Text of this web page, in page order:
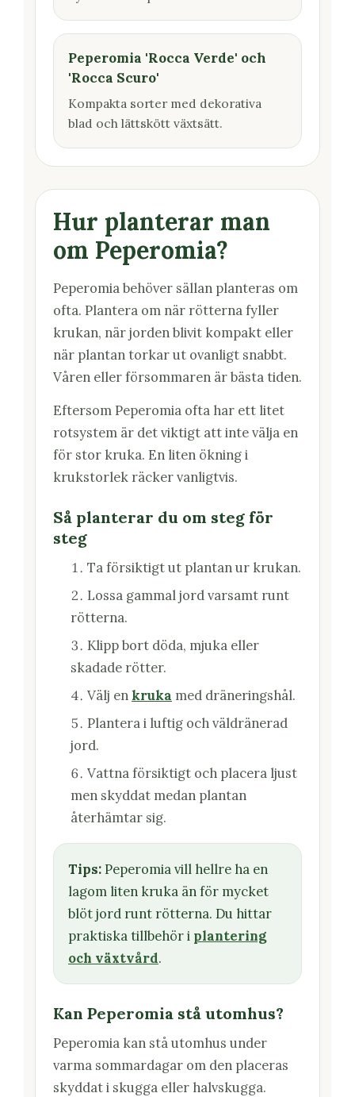
Peperomia 'Rocca Verde' och
'Rocca Scuro'
Kompakta sorter med dekorativa
blad och lättskött växtsätt.
Hur planterar man
om Peperomia?
Peperomia behöver sällan planteras om
ofta. Plantera om när rötterna fyller
krukan, när jorden blivit kompakt eller
när plantan torkar ut ovanligt snabbt.
Våren eller försommaren är bästa tiden.
Eftersom Peperomia ofta har ett litet
rotsystem är det viktigt att inte välja en
för stor kruka. En liten ökning i
krukstorlek räcker vanligtvis.
Så planterar du om steg för
steg
Ta försiktigt ut plantan ur krukan.
Lossa gammal jord varsamt runt
rötterna.
Klipp bort döda, mjuka eller
skadade rötter.
Välj en kruka med dräneringshål.
Plantera i luftig och väldränerad
jord.
Vattna försiktigt och placera ljust
men skyddat medan plantan
återhämtar sig.
Tips: Peperomia vill hellre ha en
lagom liten kruka än för mycket
blöt jord runt rötterna. Du hittar
praktiska tillbehör i plantering
och växtvård.
Kan Peperomia stå utomhus?
Peperomia kan stå utomhus under
varma sommardagar om den placeras
skyddat i skugga eller halvskugga.